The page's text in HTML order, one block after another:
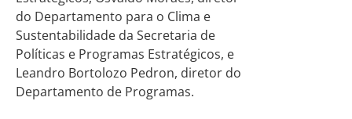
do Departamento para o Clima e
Sustentabilidade da Secretaria de
Políticas e Programas Estratégicos, e
Leandro Bortolozo Pedron, diretor do
Departamento de Programas.